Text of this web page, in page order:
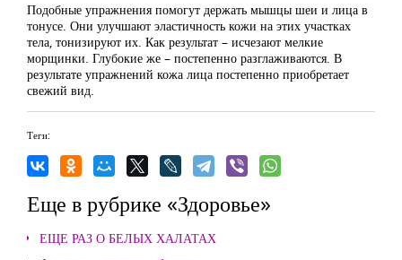
Подобные упражнения помогут держать мышцы шеи и лица в
тонусе. Они улучшают эластичность кожи на этих участках
тела, тонизируют их. Как результат – исчезают мелкие
морщинки. Глубокие же – постепенно разглаживаются. В
результате упражнений кожа лица постепенно приобретает
свежий вид.
Теги:
Еще в рубрике «Здоровье»
ЕЩЕ РАЗ О БЕЛЫХ ХАЛАТАХ